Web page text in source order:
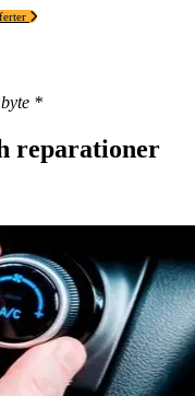
byte *
reparationer